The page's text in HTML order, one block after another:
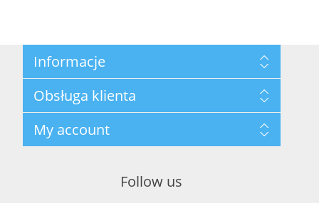
Informacje
Polityka prywatności
Regulamin hurtowni
O marce Yvon
Kontakt
Obsługa klienta
Nowości
Blog
My account
Follow us